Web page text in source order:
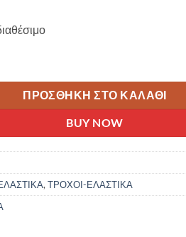
ΠΡΟΣΘΉΚΗ ΣΤΟ ΚΑΛΆΘΙ
BUY NOW
,ΤΡΟΧΟΙ-ΕΛΑΣΤΙΚΑ